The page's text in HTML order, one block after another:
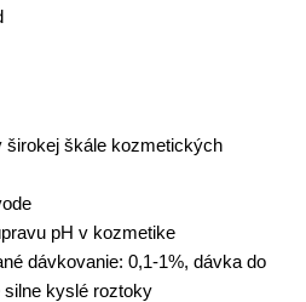
širokej škále kozmetických
pH v kozmetike
dávkovanie: 0,1-1%, dávka do
silne kyslé roztoky